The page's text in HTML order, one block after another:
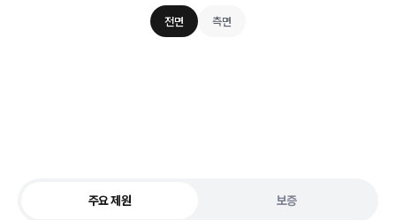
전면 측면
주요 제원 보증